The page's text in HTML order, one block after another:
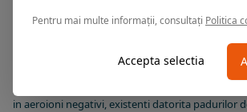
cardiovasculare cu factori naturali de cura.
Aceasta statiune beneficiaza de bogatia
minerala carbogazoasa (tara celor 1000 izvoare),
in aeroioni negativi, existenti datorita padurilor
Pentru mai multe informații, consultați Politica
Accepta selectia